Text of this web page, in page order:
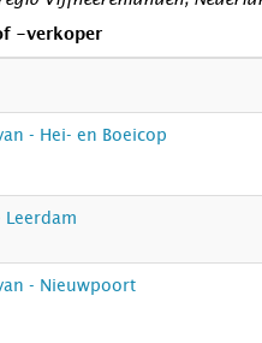
-verkoper
- Hei- en Boeicop
- Nieuwpoort